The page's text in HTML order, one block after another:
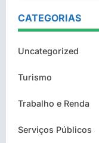
CATEGORIAS
Uncategorized
Turismo
Trabalho e Renda
Serviços Públicos